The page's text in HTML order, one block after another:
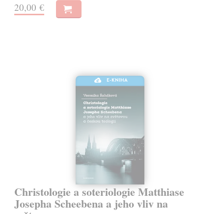
20,00 €
E-KNIHA
Christologie a soteriologie Matthiase
Josepha Scheebena a jeho vliv na